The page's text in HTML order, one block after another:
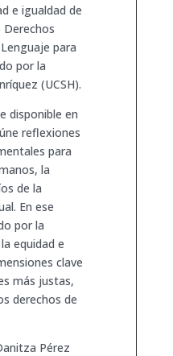
e igualdad de
Derechos
para
por la
(UCSH).
disponible en
reflexiones
para
la
de la
En ese
por la
equidad e
clave
más justas,
derechos de
Pérez